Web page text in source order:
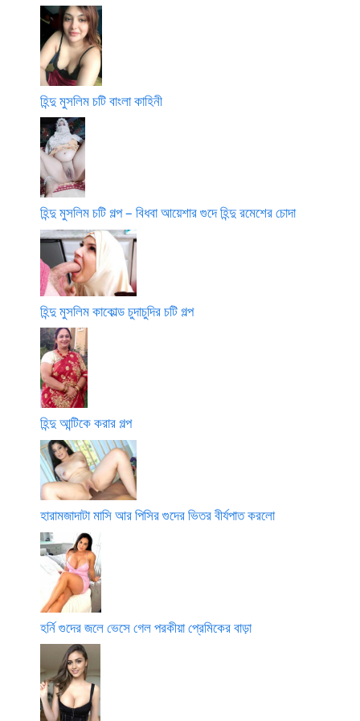
হিন্দু মুসলিম চটি বাংলা কাহিনী
হিন্দু মুসলিম চটি গল্প – বিধবা আয়েশার গুদে হিন্দু রমেশের চোদা
হিন্দু মুসলিম কাকোল্ড চুদাচুদির চটি গল্প
হিন্দু আন্টিকে করার গল্প
হারামজাদাটা মাসি আর পিসির গুদের ভিতর বীর্যপাত করলো
হর্নি গুদের জলে ভেসে গেল পরকীয়া প্রেমিকের বাড়া